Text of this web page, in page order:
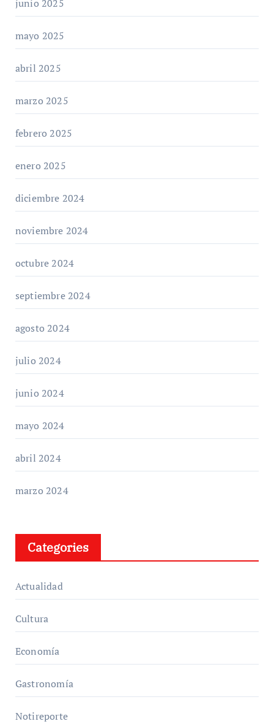
junio 2025
mayo 2025
abril 2025
marzo 2025
febrero 2025
enero 2025
diciembre 2024
noviembre 2024
octubre 2024
septiembre 2024
agosto 2024
julio 2024
junio 2024
mayo 2024
abril 2024
marzo 2024
Categories
Actualidad
Cultura
Economía
Gastronomía
Notireporte